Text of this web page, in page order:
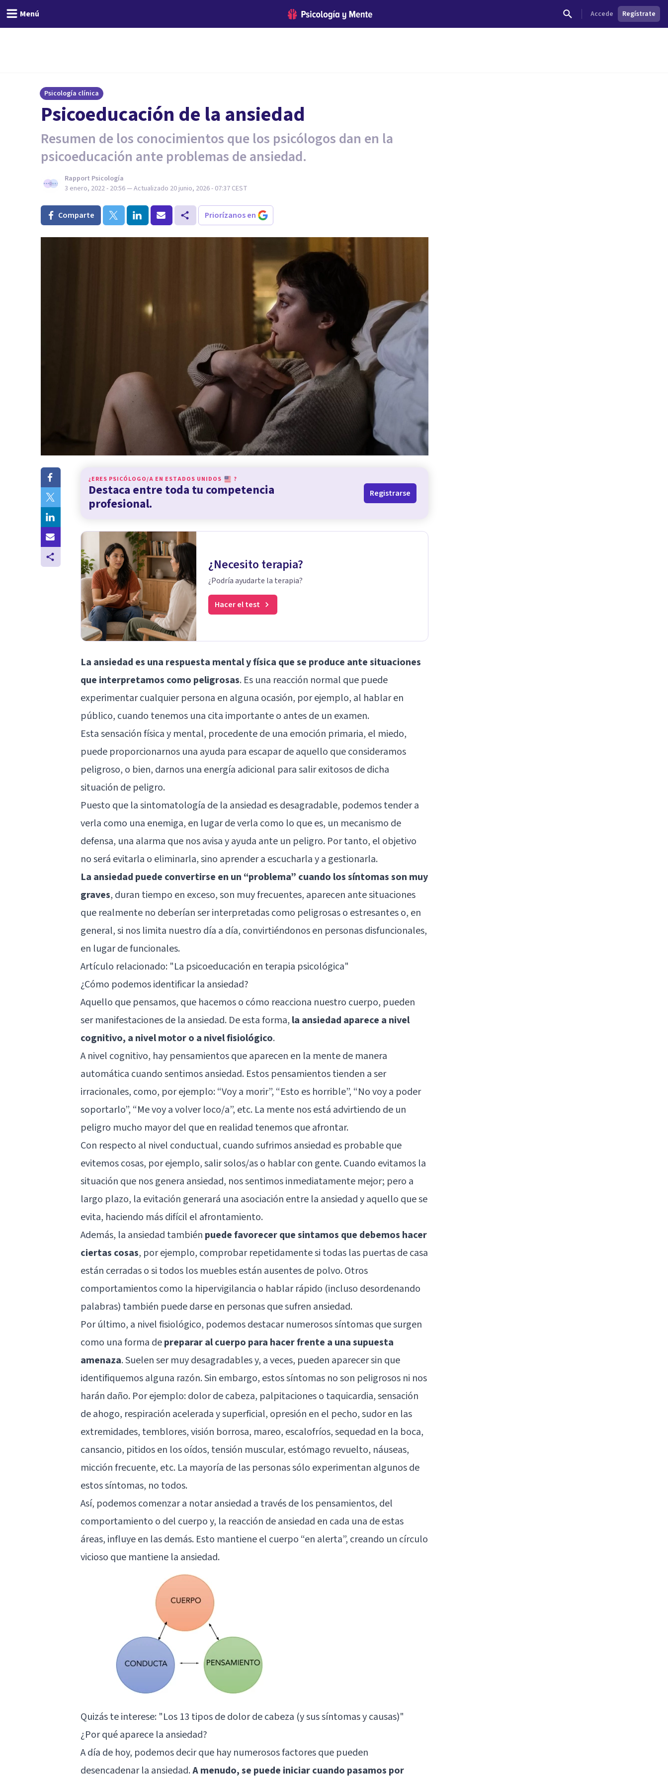
Menú Accede Regístrate
Psicología clínica
Psicoeducación de la ansiedad
Resumen de los conocimientos que los psicólogos dan en la
psicoeducación ante problemas de ansiedad.
Rapport Psicología
3 enero, 2022 - 20:56— Actualizado 20 junio, 2026 - 07:37 CEST
Comparte Priorízanos en
¿ERES PSICÓLOGO/A EN ESTADOS UNIDOS ?
Destaca entre toda tu competencia
profesional.
Registrarse
¿Necesito terapia?
¿Podría ayudarte la terapia?
Hacer el test
La ansiedad es una respuesta mental y física que se produce ante situaciones
que interpretamos como peligrosas. Es una reacción normal que puede
experimentar cualquier persona en alguna ocasión, por ejemplo, al hablar en
público, cuando tenemos una cita importante o antes de un examen.
Esta sensación física y mental, procedente de una emoción primaria, el miedo,
puede proporcionarnos una ayuda para escapar de aquello que consideramos
peligroso, o bien, darnos una energía adicional para salir exitosos de dicha
situación de peligro.
Puesto que la sintomatología de la ansiedad es desagradable, podemos tender a
verla como una enemiga, en lugar de verla como lo que es, un mecanismo de
defensa, una alarma que nos avisa y ayuda ante un peligro. Por tanto, el objetivo
no será evitarla o eliminarla, sino aprender a escucharla y a gestionarla.
La ansiedad puede convertirse en un “problema” cuando los síntomas son muy
graves, duran tiempo en exceso, son muy frecuentes, aparecen ante situaciones
que realmente no deberían ser interpretadas como peligrosas o estresantes o, en
general, si nos limita nuestro día a día, convirtiéndonos en personas disfuncionales,
en lugar de funcionales.
Artículo relacionado: "La psicoeducación en terapia psicológica"
¿Cómo podemos identificar la ansiedad?
Aquello que pensamos, que hacemos o cómo reacciona nuestro cuerpo, pueden
ser manifestaciones de la ansiedad. De esta forma, la ansiedad aparece a nivel
cognitivo, a nivel motor o a nivel fisiológico.
A nivel cognitivo, hay pensamientos que aparecen en la mente de manera
automática cuando sentimos ansiedad. Estos pensamientos tienden a ser
irracionales, como, por ejemplo: “Voy a morir”, “Esto es horrible”, “No voy a poder
soportarlo”, “Me voy a volver loco/a”, etc. La mente nos está advirtiendo de un
peligro mucho mayor del que en realidad tenemos que afrontar.
Con respecto al nivel conductual, cuando sufrimos ansiedad es probable que
evitemos cosas, por ejemplo, salir solos/as o hablar con gente. Cuando evitamos la
situación que nos genera ansiedad, nos sentimos inmediatamente mejor; pero a
largo plazo, la evitación generará una asociación entre la ansiedad y aquello que se
evita, haciendo más difícil el afrontamiento.
Además, la ansiedad también puede favorecer que sintamos que debemos hacer
ciertas cosas, por ejemplo, comprobar repetidamente si todas las puertas de casa
están cerradas o si todos los muebles están ausentes de polvo. Otros
comportamientos como la hipervigilancia o hablar rápido (incluso desordenando
palabras) también puede darse en personas que sufren ansiedad.
Por último, a nivel fisiológico, podemos destacar numerosos síntomas que surgen
como una forma depreparar al cuerpo para hacer frente a una supuesta
amenaza. Suelen ser muy desagradables y, a veces, pueden aparecer sin que
identifiquemos alguna razón. Sin embargo, estos síntomas no son peligrosos ni nos
harán daño. Por ejemplo: dolor de cabeza, palpitaciones o taquicardia, sensación
de ahogo, respiración acelerada y superficial, opresión en el pecho, sudor en las
extremidades, temblores, visión borrosa, mareo, escalofríos, sequedad en la boca,
cansancio, pitidos en los oídos, tensión muscular, estómago revuelto, náuseas,
micción frecuente, etc. La mayoría de las personas sólo experimentan algunos de
estos síntomas, no todos.
Así, podemos comenzar a notar ansiedad a través de los pensamientos, del
comportamiento o del cuerpo y, la reacción de ansiedad en cada una de estas
áreas, influye en las demás. Esto mantiene el cuerpo “en alerta”, creando un círculo
vicioso que mantiene la ansiedad.
Quizás te interese: "Los 13 tipos de dolor de cabeza (y sus síntomas y causas)"
¿Por qué aparece la ansiedad?
A día de hoy, podemos decir que hay numerosos factores que pueden
desencadenar la ansiedad.A menudo, se puede iniciar cuando pasamos por